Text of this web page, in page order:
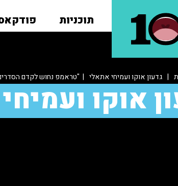
תוכניות
| גדעון אוקו ועמיחי אתאלי | "טראמפ נחוש לקדם
אוקו